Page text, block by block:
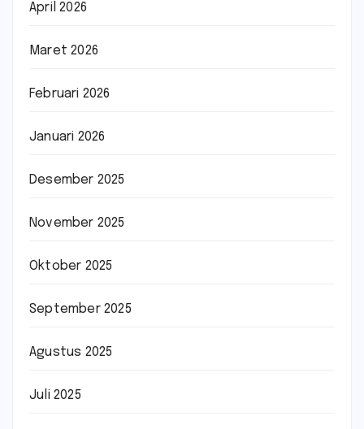
April 2026
Maret 2026
Februari 2026
Januari 2026
Desember 2025
November 2025
Oktober 2025
September 2025
Agustus 2025
Juli 2025